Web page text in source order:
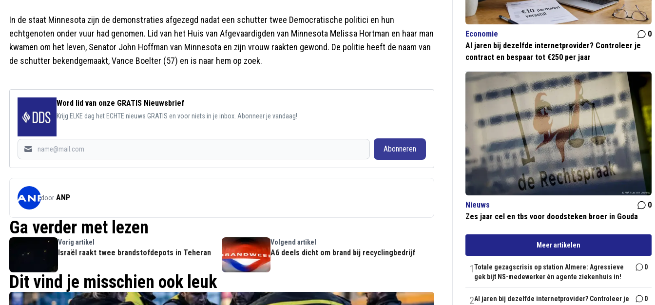
In de staat Minnesota zijn de demonstraties afgezegd nadat een schutter twee Democratische politici en hun
echtgenoten onder vuur had genomen. Lid van het Huis van Afgevaardigden van Minnesota Melissa Hortman en haar man
kwamen om het leven, Senator John Hoffman van Minnesota en zijn vrouw raakten gewond. De politie heeft de naam van
de schutter bekendgemaakt, Vance Boelter (57) en is naar hem op zoek.
Word lid van onze GRATIS Nieuwsbrief
Krijg ELKE dag het ECHTE nieuws GRATIS en voor niets in je inbox. Abonneer je vandaag!
Abonneren
door ANP
Ga verder met lezen
Vorig artikel
Israël raakt twee brandstofdepots in Teheran
Volgend artikel
A6 deels dicht om brand bij recyclingbedrijf
Dit vind je misschien ook leuk
Economie
0
Al jaren bij dezelfde internetprovider? Controleer je
contract en bespaar tot €250 per jaar
Nieuws
0
Zes jaar cel en tbs voor doodsteken broer in Gouda
Meer artikelen
1Totale gezagscrisis op station Almere: Agressieve
gek bijt NS-medewerker én agente ziekenhuis in!
0
2Al jaren bij dezelfde internetprovider? Controleer je
0